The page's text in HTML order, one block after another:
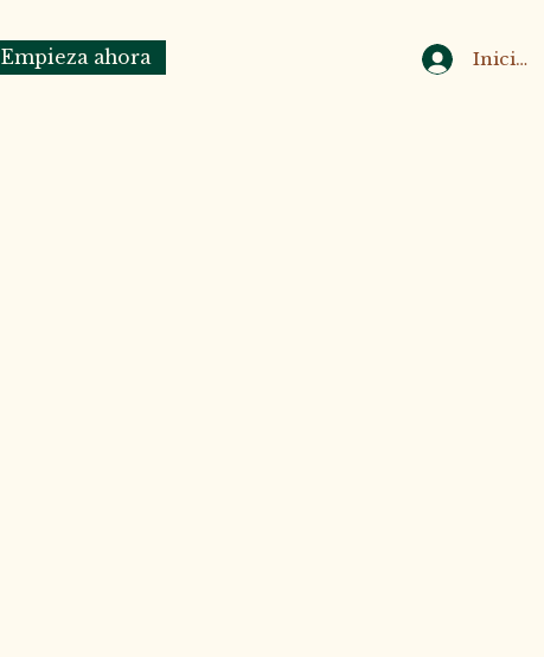
Empieza ahora Iniciar